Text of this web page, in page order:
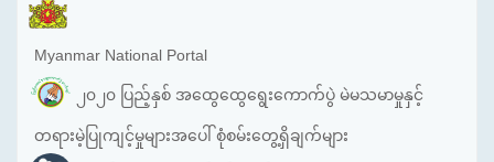
Myanmar National Portal
၂၀၂၀ ပြည့်နှစ် အထွေထွေရွေးကောက်ပွဲ မဲမသမာမှုနှင့်
တရားမဲ့ပြုကျင့်မှုများအပေါ် စုံစမ်းတွေ့ရှိချက်များ